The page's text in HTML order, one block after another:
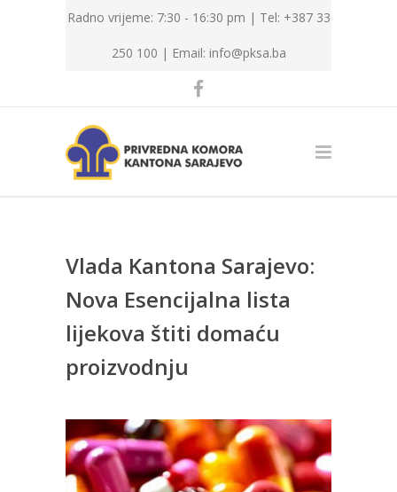
Radno vrijeme: 7:30 - 16:30 pm | Tel: +387 33
250 100 | Email: info@pksa.ba
Vlada Kantona Sarajevo:
Nova Esencijalna lista
lijekova štiti domaću
proizvodnju